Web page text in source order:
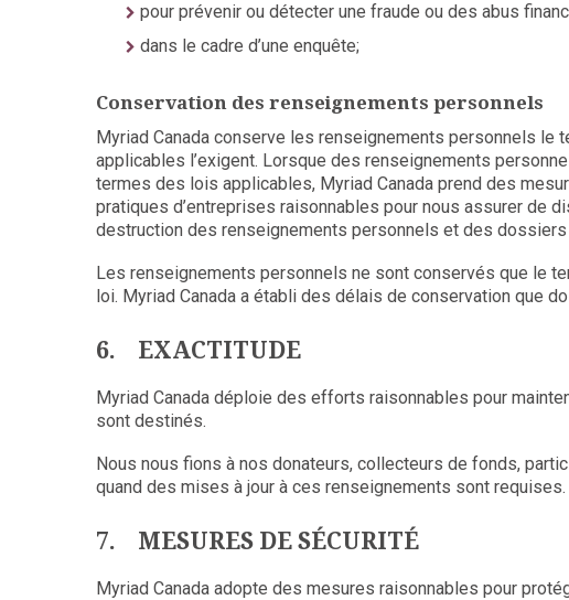
pour prévenir ou détecter une fraude ou des abus
dans le cadre d’une enquête;
Conservation des renseignements personnels
Myriad Canada conserve les renseignements personnels
applicables l’exigent. Lorsque des renseignements
termes des lois applicables, Myriad Canada prend des
pratiques d’entreprises raisonnables pour nous assurer de
destruction des renseignements personnels et des dossiers
Les renseignements personnels ne sont conservés que le
loi. Myriad Canada a établi des délais de conservation que
6. EXACTITUDE
Myriad Canada déploie des efforts raisonnables pour
sont destinés.
Nous nous fions à nos donateurs, collecteurs de fonds,
quand des mises à jour à ces renseignements sont requises.
7. MESURES DE SÉCURITÉ
Myriad Canada adopte des mesures raisonnables pour